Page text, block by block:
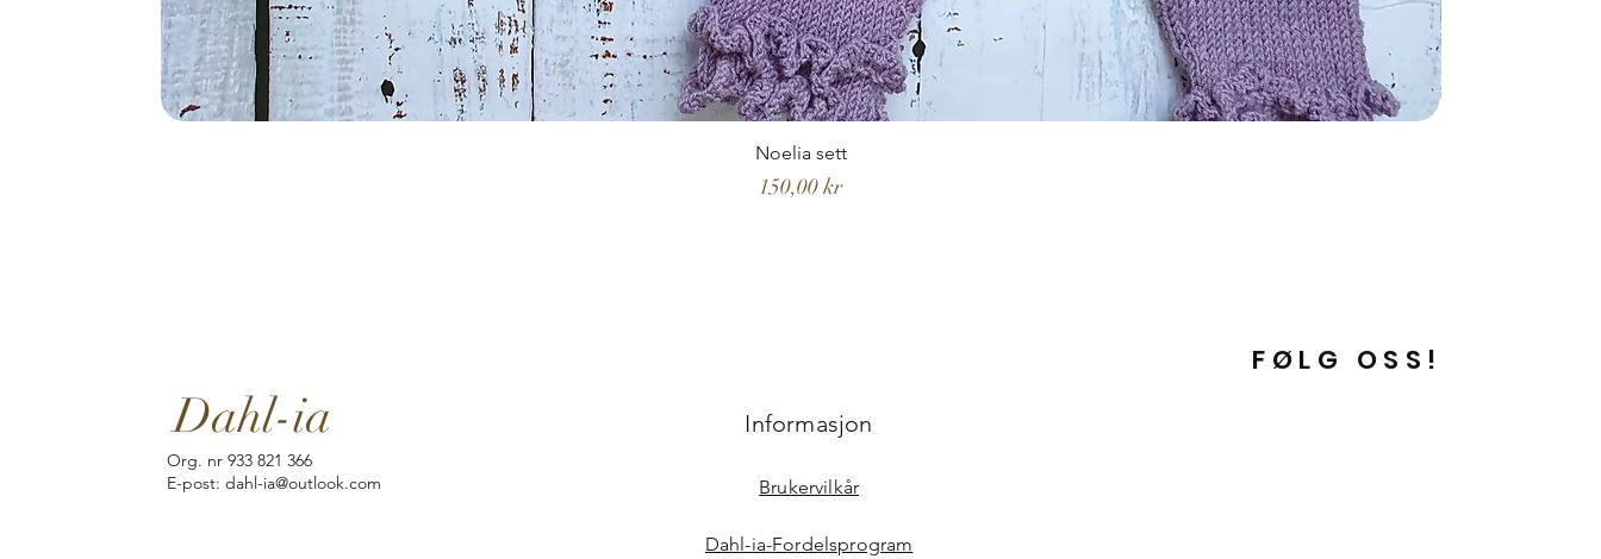
Noelia sett
Pris
150,00 kr
Dahl-ia
Org. nr 933 821 366
E-post: dahl-ia@outlook.com
Informasjon
Brukervilkår
Dahl-ia-Fordelsprogram
FØLG OSS!